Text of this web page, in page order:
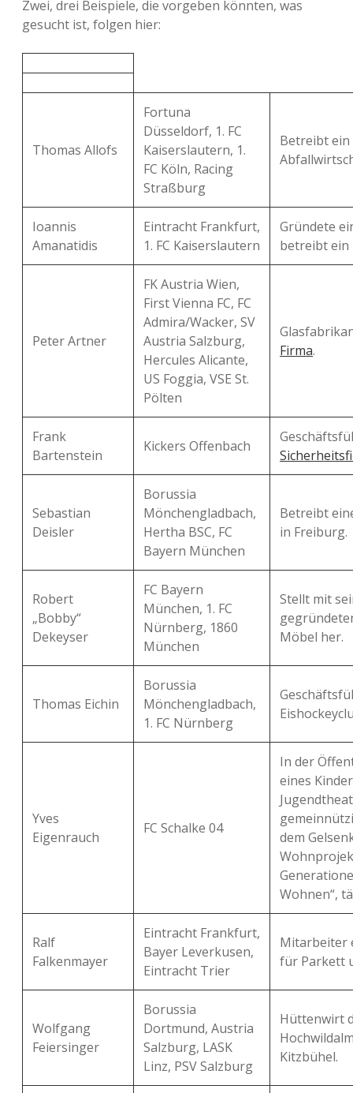
Zwei, drei Beispiele, die vorgeben könnten, was
gesucht ist, folgen hier:
Thomas Allofs
Fortuna
Düsseldorf, 1. FC
Kaiserslautern, 1.
FC Köln, Racing
Straßburg
Betreibt
Ioannis
Amanatidis
Eintracht Frankfurt,
1. FC Kaiserslautern
Gründete
betreibt ein
Peter Artner
FK Austria Wien,
First Vienna FC, FC
Admira/Wacker, SV
Austria Salzburg,
Hercules Alicante,
US Foggia, VSE St.
Pölten
Firma.
Frank
Bartenstein
Kickers Offenbach
Sebastian
Deisler
Borussia
Mönchengladbach,
Hertha BSC, FC
Bayern München
Betreibt
in Freiburg.
Robert
„Bobby“
Dekeyser
FC Bayern
München, 1. FC
Nürnberg, 1860
München
Stellt mit
Möbel her.
Thomas Eichin
Borussia
Mönchengladbach,
1. FC Nürnberg
Yves
Eigenrauch
FC Schalke 04
In der
eines
dem
Wohnen“,
Ralf
Falkenmayer
Eintracht Frankfurt,
Bayer Leverkusen,
Eintracht Trier
Mitarbeiter
für Parkett
Wolfgang
Feiersinger
Borussia
Dortmund, Austria
Salzburg, LASK
Linz, PSV Salzburg
Hüttenwirt
Kitzbühel.